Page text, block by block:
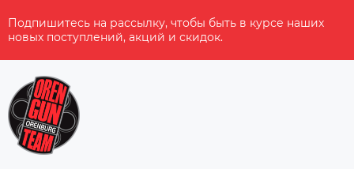
Подпишитесь на рассылку, чтобы быть в курсе наших
новых поступлений, акций и скидок.